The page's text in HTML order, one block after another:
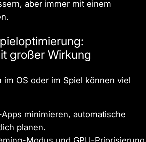
aber immer mit einem
großer Wirkung
im OS oder im Spiel können viel
minimieren, automatische
planen.